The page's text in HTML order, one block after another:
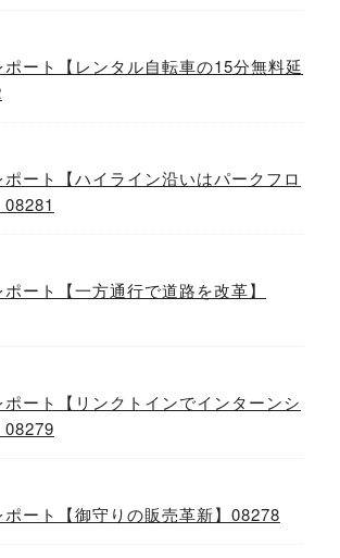
ポート【レンタル自転車の15分無料延
ポート【ハイライン沿いはパークフロ
ート【一方通行で道路を改革】
ポート【リンクトインでインターンシ
08279
ポート【御守りの販売革新】08278